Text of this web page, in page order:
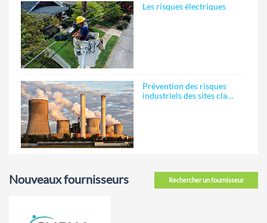
Les risques électriques
Prévention des risques
industriels des sites cla…
Rechercher un fournisseur
Nouveaux fournisseurs